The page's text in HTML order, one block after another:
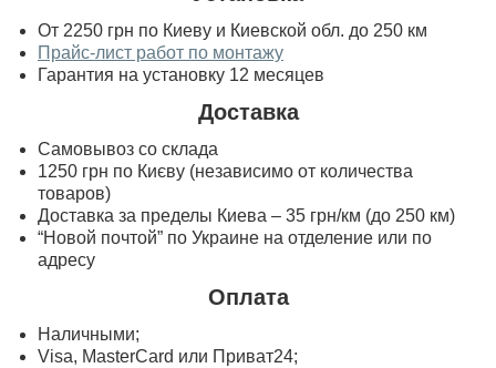
От 2250 грн по Киеву и Киевской обл. до 250 км
Прайс-лист работ по монтажу
Гарантия на установку 12 месяцев
Доставка
Самовывоз со склада
1250 грн по Києву (независимо от количества
товаров)
Доставка за пределы Киева – 35 грн/км (до 250 км)
“Новой почтой” по Украине на отделение или по
адресу
Оплата
Наличными;
Visa, MasterСard или Приват24;